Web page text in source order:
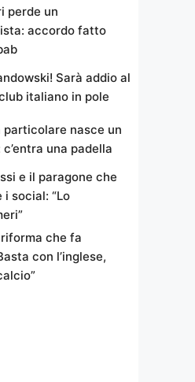
perde un
accordo fatto
Sarà addio al
italiano in pole
particolare nasce un
una padella
e il paragone che
social: “Lo
che fa
con l’inglese,